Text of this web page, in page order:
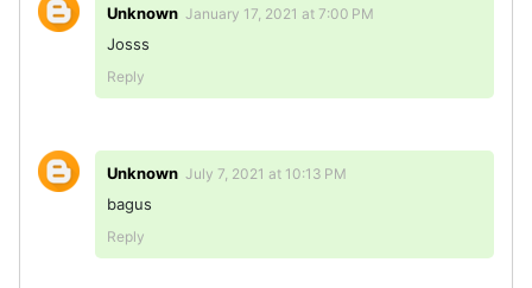
Unknown January 17, 2021 at 7:00 PM
Josss
Reply
Unknown July 7, 2021 at 10:13 PM
bagus
Reply